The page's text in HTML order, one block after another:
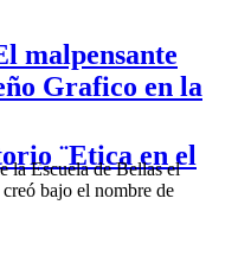
malpensante
¨Etica en el
Grafico en la
la Escuela de Bellas el
bajo el nombre de